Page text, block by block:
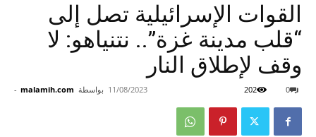
القوات الإسرائيلية تصل إلى
“قلب مدينة غزة”.. نتنياهو: لا
وقف لإطلاق النار
بواسطة malamih.com
- 11/08/2023 0
202